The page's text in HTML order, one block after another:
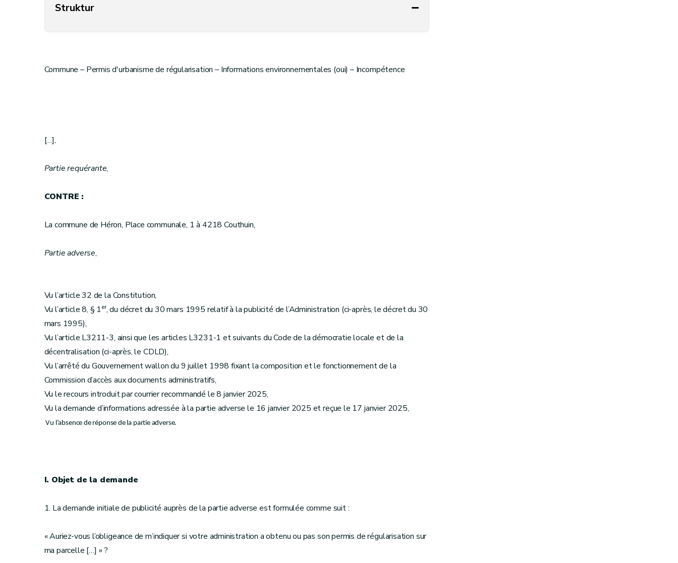
Struktur
Commune – Permis d'urbanisme de régularisation – Informations environnementales (oui) – Incompétence
[…],
Partie requérante,
CONTRE :
La commune de Héron, Place communale, 1 à 4218 Couthuin,
Partie adverse,
Vu l’article 32 de la Constitution,
Vu l’article 8, § 1er, du décret du 30 mars 1995 relatif à la publicité de l’Administration (ci-après, le décret du 30
mars 1995),
Vu l’article L3211-3, ainsi que les articles L3231-1 et suivants du Code de la démocratie locale et de la
décentralisation (ci-après, le CDLD),
Vu l’arrêté du Gouvernement wallon du 9 juillet 1998 fixant la composition et le fonctionnement de la
Commission d’accès aux documents administratifs,
Vu le recours introduit par courrier recommandé le 8 janvier 2025,
Vu la demande d’informations adressée à la partie adverse le 16 janvier 2025 et reçue le 17 janvier 2025,
Vu l’absence de réponse de la partie adverse.
I. Objet de la demande
1. La demande initiale de publicité auprès de la partie adverse est formulée comme suit :
« Auriez-vous l’obligeance de m’indiquer si votre administration a obtenu ou pas son permis de régularisation sur
ma parcelle […] » ?